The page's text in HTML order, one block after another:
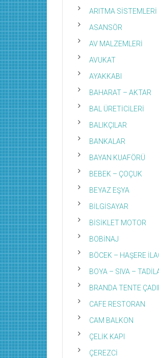
ARITMA SİSTEMLERİ
ASANSÖR
AV MALZEMLERİ
AVUKAT
AYAKKABI
BAHARAT – AKTAR
BAL ÜRETİCİLERİ
BALIKÇILAR
BANKALAR
BAYAN KUAFÖRÜ
BEBEK – ÇOÇUK
BEYAZ EŞYA
BİLGİSAYAR
BİSİKLET MOTOR
BOBİNAJ
BÖCEK – HAŞERE
BOYA – SIVA –
BRANDA TENTE
CAFE RESTORAN
CAM BALKON
ÇELİK KAPI
ÇEREZCİ